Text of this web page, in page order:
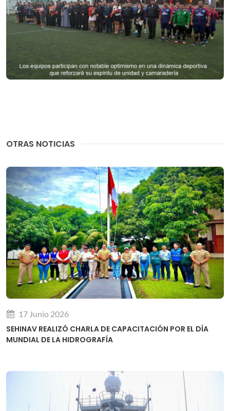
OTRAS NOTICIAS
17 Junio 2026
SEHINAV REALIZÓ CHARLA DE CAPACITACIÓN POR EL DÍA
MUNDIAL DE LA HIDROGRAFÍA